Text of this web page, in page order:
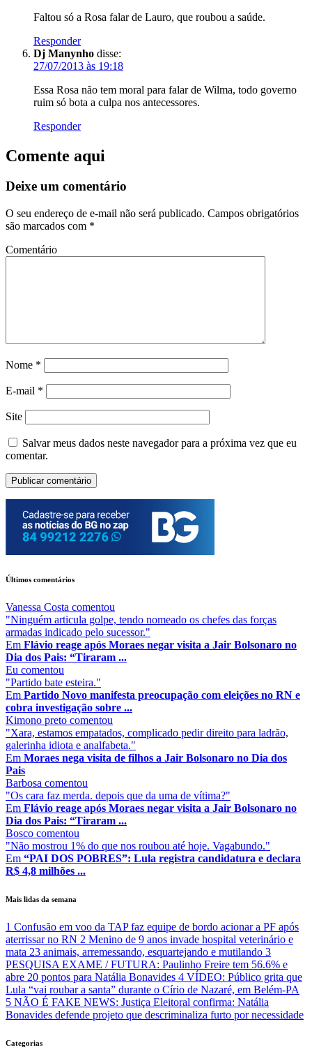
Faltou só a Rosa falar de Lauro, que roubou a saúde.
Responder
Dj Manynho disse:
27/07/2013 às 19:18
Essa Rosa não tem moral para falar de Wilma, todo governo
ruim só bota a culpa nos antecessores.
Responder
Comente aqui
Deixe um comentário
O seu endereço de e-mail não será publicado. Campos obrigatórios
são marcados com *
Comentário
Nome *
E-mail *
Site
Salvar meus dados neste navegador para a próxima vez que eu
comentar.
Últimos comentários
Vanessa Costa comentou
"Ninguém articula golpe, tendo nomeado os chefes das forças
armadas indicado pelo sucessor."
Em Flávio reage após Moraes negar visita a Jair Bolsonaro no
Dia dos Pais: “Tiraram ...
Eu comentou
"Partido bate esteira."
Em Partido Novo manifesta preocupação com eleições no RN e
cobra investigação sobre ...
Kimono preto comentou
"Xara, estamos empatados, complicado pedir direito para ladrão,
galerinha idiota e analfabeta."
Em Moraes nega visita de filhos a Jair Bolsonaro no Dia dos
Pais
Barbosa comentou
"Os cara faz merda. depois que da uma de vítima?"
Em Flávio reage após Moraes negar visita a Jair Bolsonaro no
Dia dos Pais: “Tiraram ...
Bosco comentou
"Não mostrou 1% do que nos roubou até hoje. Vagabundo."
Em “PAI DOS POBRES”: Lula registra candidatura e declara
R$ 4,8 milhões ...
Mais lidas da semana
1 Confusão em voo da TAP faz equipe de bordo acionar a PF após
aterrissar no RN 2 Menino de 9 anos invade hospital veterinário e
mata 23 animais, arremessando, esquartejando e mutilando 3
PESQUISA EXAME / FUTURA: Paulinho Freire tem 56.6% e
abre 20 pontos para Natália Bonavides 4 VÍDEO: Público grita que
Lula “vai roubar a santa” durante o Círio de Nazaré, em Belém-PA
5 NÃO É FAKE NEWS: Justiça Eleitoral confirma: Natália
Bonavides defende projeto que descriminaliza furto por necessidade
Categorias